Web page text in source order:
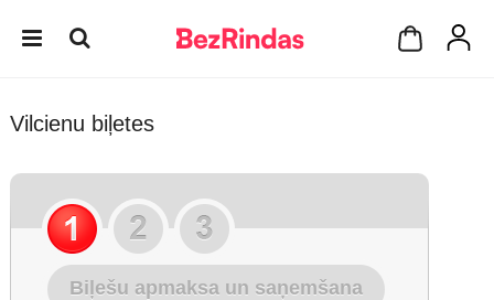
Vilcienu biļetes
Biļešu apmaksa un saņemšana